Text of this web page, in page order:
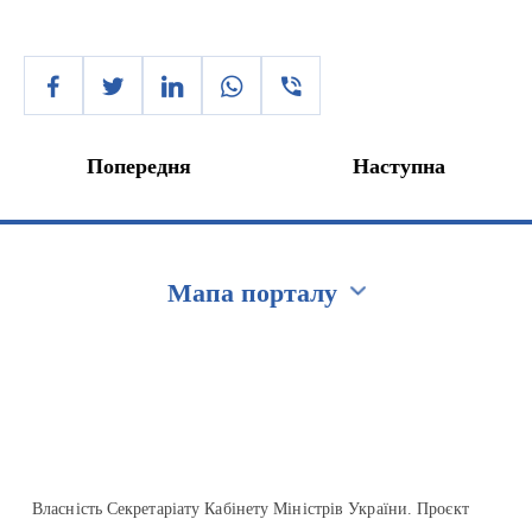
Попередня Наступна
Мапа порталу
Власність Секретаріату Кабінету Міністрів України. Проєкт